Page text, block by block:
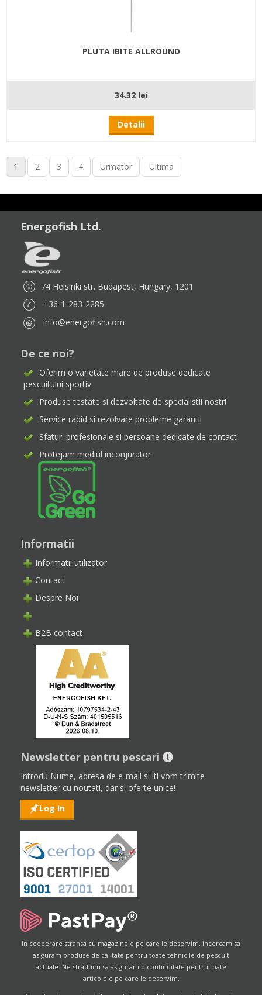
PLUTA IBITE ALLROUND
34.32 lei
Detalii
1 2 3 4 Urmator Ultima
Energofish Ltd.
74 Helsinki str. Budapest, Hungary, 1201
+36-1-283-2285
info@energofish.com
De ce noi?
Oferim o varietate mare de produse dedicate
pescuitului sportiv
Produse testate si dezvoltate de specialistii nostri
Service rapid si rezolvare probleme garantii
Sfaturi profesionale si persoane dedicate de contact
Protejam mediul inconjurator
Informatii
Informatii utilizator
Contact
Despre Noi
B2B contact
Newsletter pentru pescari
Introdu Nume, adresa de e-mail si iti vom trimite
newsletter cu noutati, dar si oferte unice!
Log In
In cooperare stransa cu magazinele pe care le deservim, incercam sa
asiguram produse de calitate pentru toate tehnicile de pescuit
actuale. Ne straduim sa asiguram o continuitate pentru toate
articolele pe care le deservim.